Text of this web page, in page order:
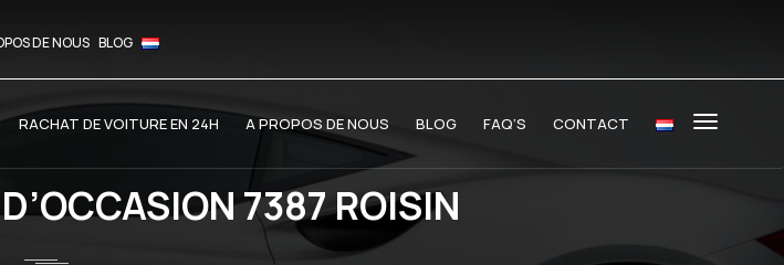
DE NOUS BLOG
RACHAT DE VOITURE EN 24H A PROPOS DE NOUS BLOG FAQ’S CONTACT
7387 ROISIN